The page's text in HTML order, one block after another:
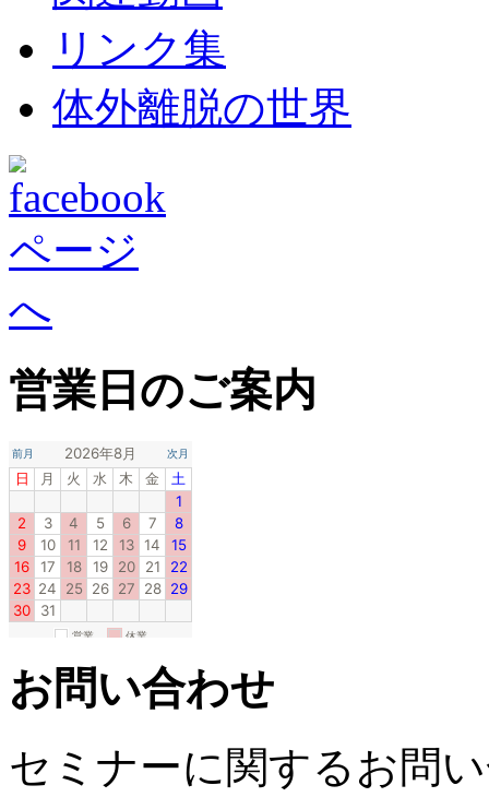
リンク集
体外離脱の世界
営業日のご案内
お問い合わせ
セミナーに関するお問